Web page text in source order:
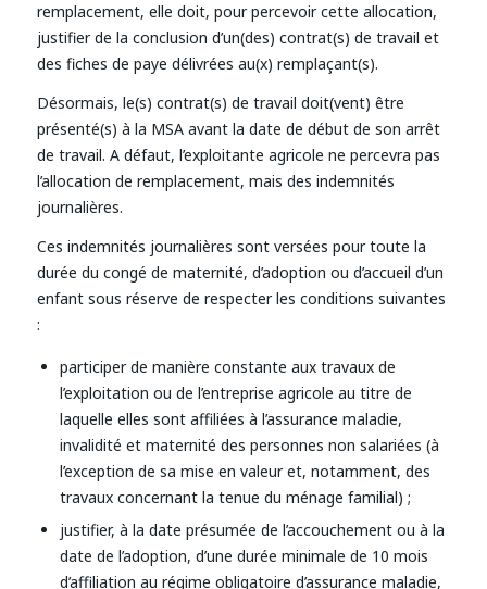
remplacement, elle doit, pour percevoir cette allocation,
justifier de la conclusion d’un(des) contrat(s) de travail et
des fiches de paye délivrées au(x) remplaçant(s).
Désormais, le(s) contrat(s) de travail doit(vent) être
présenté(s) à la MSA avant la date de début de son arrêt
de travail. A défaut, l’exploitante agricole ne percevra pas
l’allocation de remplacement, mais des indemnités
journalières.
Ces indemnités journalières sont versées pour toute la
durée du congé de maternité, d’adoption ou d’accueil d’un
enfant sous réserve de respecter les conditions suivantes
:
participer de manière constante aux travaux de
l’exploitation ou de l’entreprise agricole au titre de
laquelle elles sont affiliées à l’assurance maladie,
invalidité et maternité des personnes non salariées (à
l’exception de sa mise en valeur et, notamment, des
travaux concernant la tenue du ménage familial) ;
justifier, à la date présumée de l’accouchement ou à la
date de l’adoption, d’une durée minimale de 10 mois
d’affiliation au régime obligatoire d’assurance maladie,